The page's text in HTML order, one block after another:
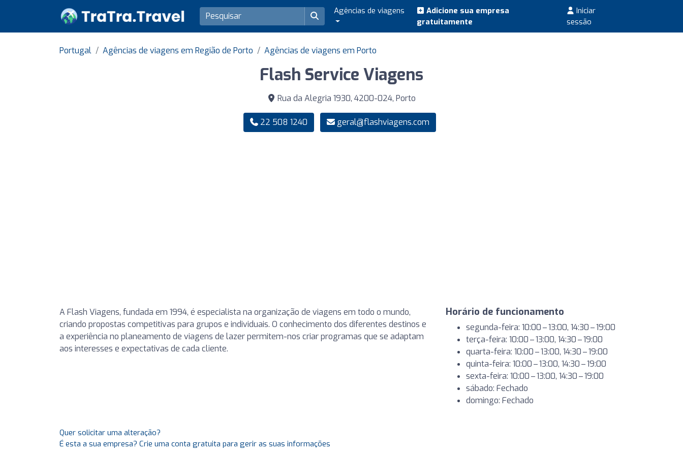
Agências de viagens
Adicione sua empresa
gratuitamente
Iniciar
sessão
Portugal Agências de viagens em Região de Porto Agências de viagens em Porto
Flash Service Viagens
Rua da Alegria 1930, 4200-024, Porto
22 508 1240 geral@flashviagens.com
A Flash Viagens, fundada em 1994, é especialista na organização de viagens em todo o mundo,
criando propostas competitivas para grupos e individuais. O conhecimento dos diferentes destinos e
a experiência no planeamento de viagens de lazer permitem-nos criar programas que se adaptam
aos interesses e expectativas de cada cliente.
Horário de funcionamento
segunda-feira: 10:00 – 13:00, 14:30 – 19:00
terça-feira: 10:00 – 13:00, 14:30 – 19:00
quarta-feira: 10:00 – 13:00, 14:30 – 19:00
quinta-feira: 10:00 – 13:00, 14:30 – 19:00
sexta-feira: 10:00 – 13:00, 14:30 – 19:00
sábado: Fechado
domingo: Fechado
Quer solicitar uma alteração?
É esta a sua empresa? Crie uma conta gratuita para gerir as suas informações